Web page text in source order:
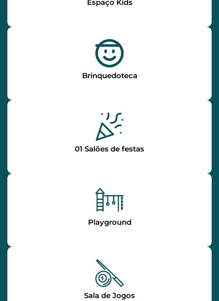
Espaço Kids
Brinquedoteca
01 Salões de festas
Playground
Sala de Jogos